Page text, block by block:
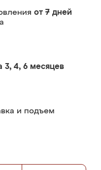
от 7 дней
3, 4, 6 месяцев
и подъем